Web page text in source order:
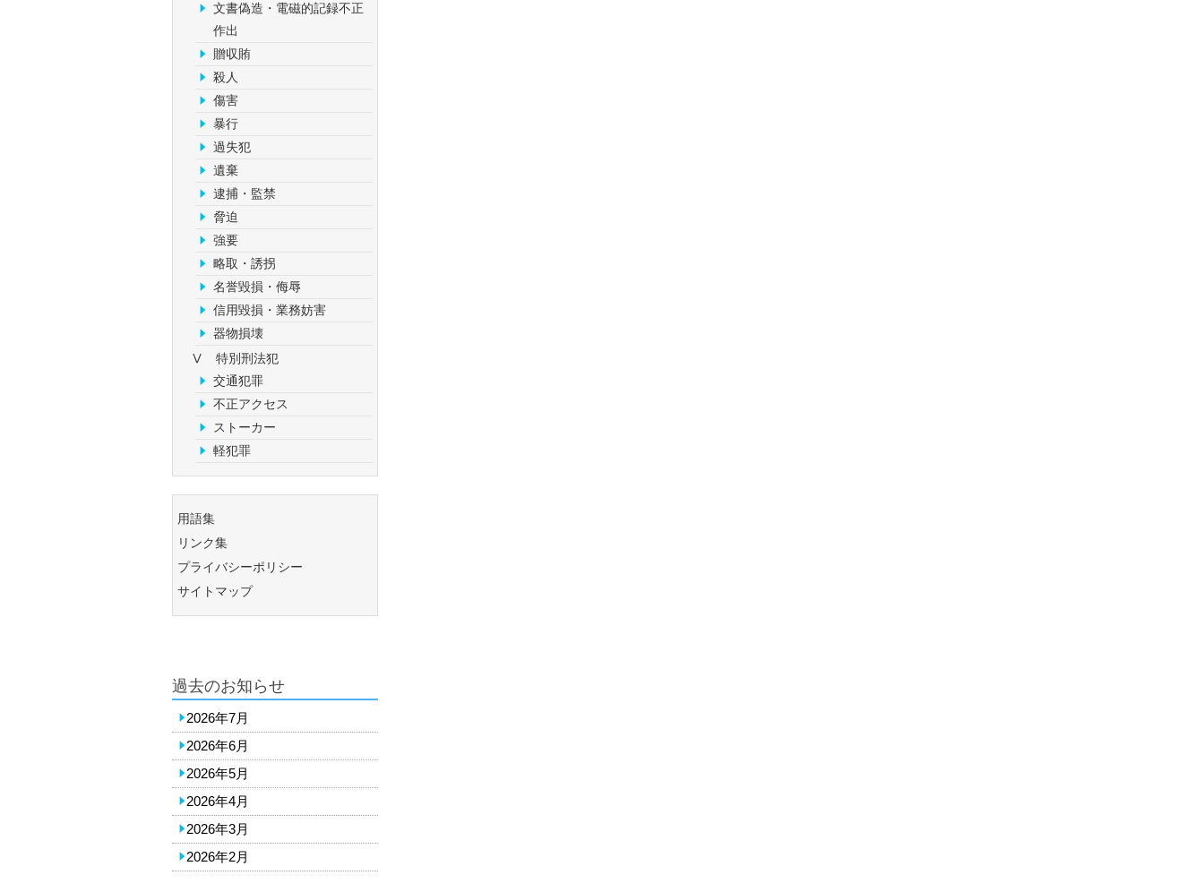
文書偽造・電磁的記録不正
作出
贈収賄
殺人
傷害
暴行
過失犯
遺棄
逮捕・監禁
脅迫
強要
略取・誘拐
名誉毀損・侮辱
信用毀損・業務妨害
器物損壊
Ⅴ 特別刑法犯
交通犯罪
不正アクセス
ストーカー
軽犯罪
用語集
リンク集
プライバシーポリシー
サイトマップ
過去のお知らせ
2026年7月
2026年6月
2026年5月
2026年4月
2026年3月
2026年2月